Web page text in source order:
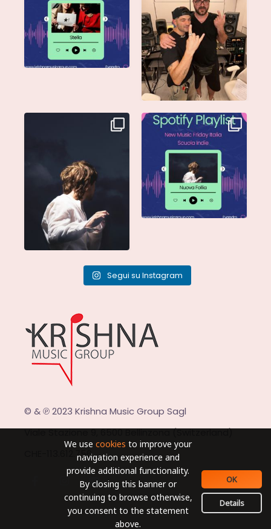
We use cookies to improve your
navigation experience and
provide additional functionality.
By closing this banner or
continuing to browse otherwise,
you consent to the statement
above.
OK
Details
disponibile su tutte
@moseofficial
Singolo: Nuova Follia
Nuova Follia è finalmente
vostra e sta già
Segui su Instagram
© & ℗ 2023 Krishna Music Group Sagl
Viale Stazione 9, 6500 Bellinzona (Switzerland)
CHE-113.612.756